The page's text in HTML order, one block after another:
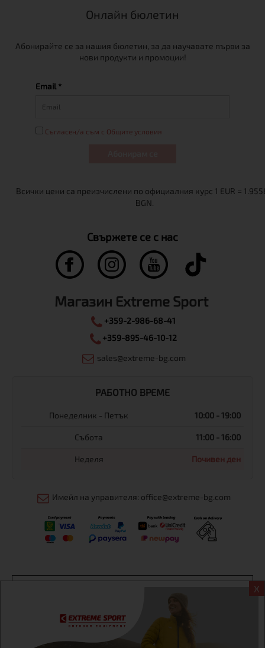
X
Онлайн бюлетин
Абонирайте се за нашия бюлетин, за да научавате първи за
нови продукти и промоции!
Email *
Съгласен/а съм с Общите условия
Свържете се с нас
Магазин Extreme Sport
+359-2-986-68-41
+359-895-46-10-12
sales@extreme-bg.com
РАБОТНО ВРЕМЕ
Понеделник - Петък 10:00 - 19:00
Събота 11:00 - 16:00
Неделя Почивен ден
Имейл на управителя: office@extreme-bg.com
Екстрем спорт ЕООД, BG131452613, административен адрес
гр. София, Овча купел, ул.692, №12, офис 1, магазини
гр.София,бул. Дондуков 42, тел.:+359 895461012